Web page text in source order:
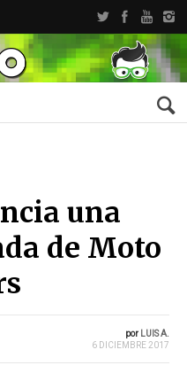
una
de Moto
por LUIS A.
6 DICIEMBRE 2017